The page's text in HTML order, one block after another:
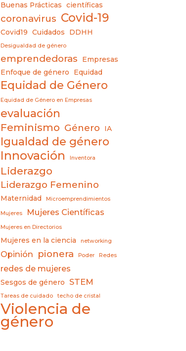
Buenas Prácticas
científicas
coronavirus Covid-19
Covid19 Cuidados DDHH
Desigualdad de género
emprendedoras
Empresas
Enfoque de género
Equidad
Equidad de Género
Equidad de Género en Empresas
evaluación
Feminismo Género IA
Igualdad de género
Innovación Inventora
Liderazgo
Liderazgo Femenino
Maternidad Microemprendimientos
Mujeres Mujeres Científicas
Mujeres en Directorios
Mujeres en la ciencia networking
Opinión pionera Poder Redes
redes de mujeres
Sesgos de género STEM
Tareas de cuidado techo de cristal
Violencia de
género